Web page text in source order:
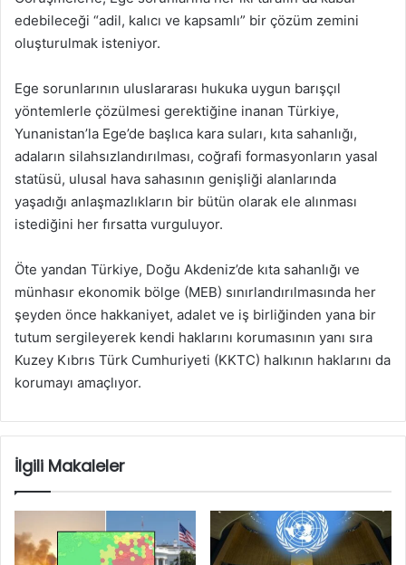
edebileceği “adil, kalıcı ve kapsamlı” bir çözüm zemini
oluşturulmak isteniyor.
Ege sorunlarının uluslararası hukuka uygun barışçıl
yöntemlerle çözülmesi gerektiğine inanan Türkiye,
Yunanistan’la Ege’de başlıca kara suları, kıta sahanlığı,
adaların silahsızlandırılması, coğrafi formasyonların yasal
statüsü, ulusal hava sahasının genişliği alanlarında
yaşadığı anlaşmazlıkların bir bütün olarak ele alınması
istediğini her fırsatta vurguluyor.
Öte yandan Türkiye, Doğu Akdeniz’de kıta sahanlığı ve
münhasır ekonomik bölge (MEB) sınırlandırılmasında her
şeyden önce hakkaniyet, adalet ve iş birliğinden yana bir
tutum sergileyerek kendi haklarını korumasının yanı sıra
Kuzey Kıbrıs Türk Cumhuriyeti (KKTC) halkının haklarını da
korumayı amaçlıyor.
İlgili Makaleler